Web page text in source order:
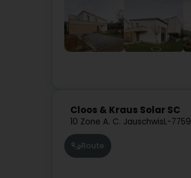
Cloos & Kraus Solar SC
10 Zone A. C. JauschwisL-7759
Route